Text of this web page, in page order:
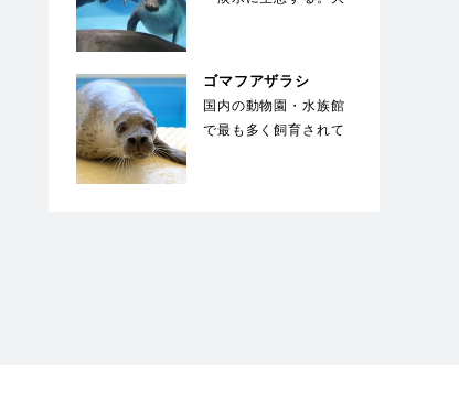
い…
ゴマフアザラシ
国内の動物園・水族館
で最も多く飼育されて